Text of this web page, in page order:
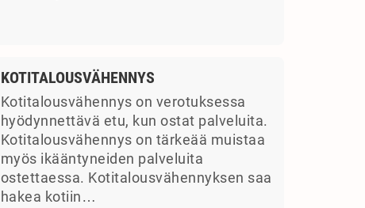
KOTITALOUSVÄHENNYS
Kotitalousvähennys on verotuksessa
hyödynnettävä etu, kun ostat palveluita.
Kotitalousvähennys on tärkeää muistaa
myös ikääntyneiden palveluita
ostettaessa. Kotitalousvähennyksen saa
hakea kotiin…